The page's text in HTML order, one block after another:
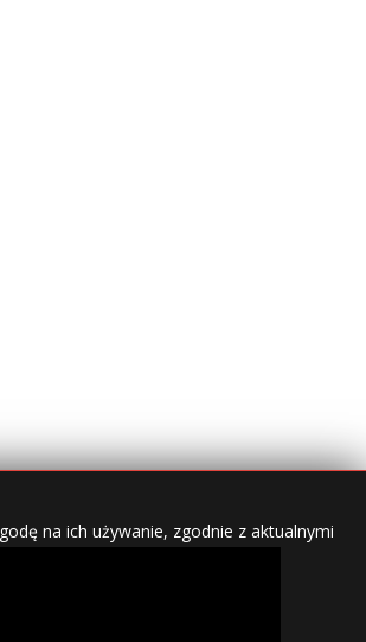
na ich używanie, zgodnie z aktualnymi